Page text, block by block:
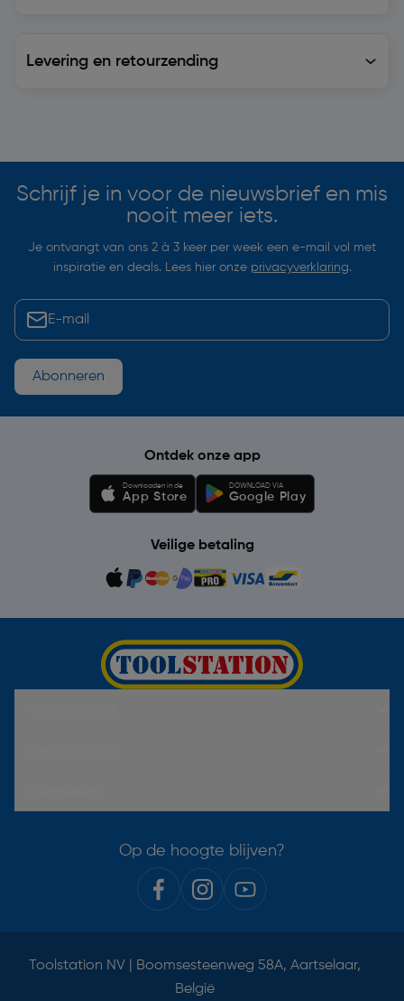
Levering en retourzending
Schrijf je in voor de nieuwsbrief en mis
nooit meer iets.
Je ontvangt van ons 2 à 3 keer per week een e-mail vol met
inspiratie en deals. Lees hier onze privacyverklaring.
Abonneren
Ontdek onze app
Downloaden in de
App Store
DOWNLOAD VIA
Google Play
Veilige betaling
Op de hoogte blijven?
Toolstation NV | Boomsesteenweg 58A, Aartselaar,
België